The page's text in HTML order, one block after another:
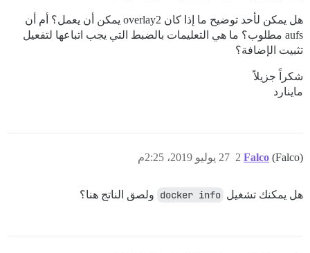
هل يمكن لأحد توضيح ما إذا كان overlay2 يمكن أن يعمل؟ أم أن
aufs مطلوب؟ ما هي التعليمات بالضبط التي يجب اتباعها لتفعيل
تثبيت الإضافة؟
شكراً جزيلاً
ماينارد
Falco (Falco) 27 يوليو 2019، 2:25م 2
هل يمكنك تشغيل docker info ولصق الناتج هنا؟